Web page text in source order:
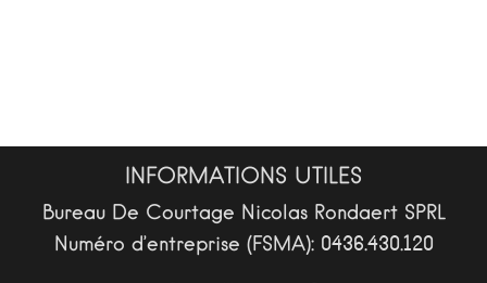
INFORMATIONS UTILES
Bureau De Courtage Nicolas Rondaert SPRL
Numéro d’entreprise (FSMA): 0436.430.120